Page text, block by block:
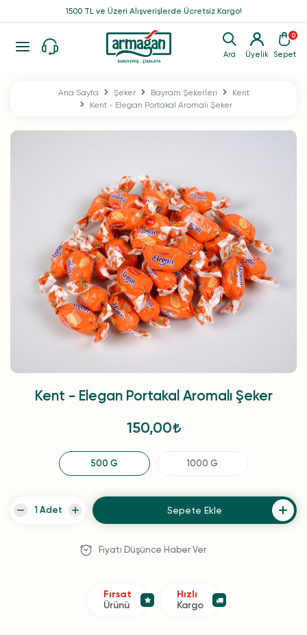
Ara Üyelik
0
Sepet
1500 TL ve Üzeri Alışverişlerde Ücretsiz Kargo!
Ana Sayfa Şeker Bayram Şekerleri
Kent
Kent - Elegan Portakal Aromalı Şeker
Kent - Elegan Portakal Aromalı Şeker
150,00
500 G 1000 G
Sepete Ekle
Fiyatı Düşünce Haber Ver
Fırsat
Ürünü
Hızlı
Kargo